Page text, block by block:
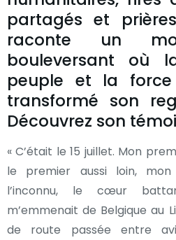
partagés et
raconte un
bouleversant où
peuple et la
transformé son
Découvrez son
« C’était le 15 juillet. Mon
le premier aussi loin,
l’inconnu, le cœur
m’emmenait de Belgique au
de route passée entre